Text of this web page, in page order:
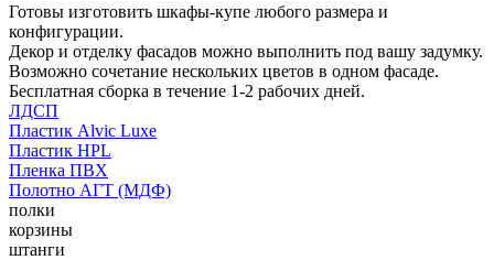
Готовы изготовить шкафы-купе любого размера и
конфигурации.
Декор и отделку фасадов можно выполнить под вашу задумку.
Возможно сочетание нескольких цветов в одном фасаде.
Бесплатная сборка в течение 1-2 рабочих дней.
ЛДСП
Пластик Alvic Luxe
Пластик HPL
Пленка ПВХ
Полотно АГТ (МДФ)
полки
корзины
штанги